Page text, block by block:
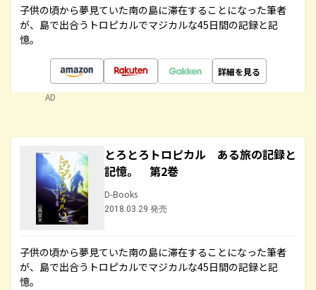
子供の頃から夢見ていた南の島に滞在することになった筆者
が、島で出合うトロピカルでマジカルな45日間の記録と記
憶。
詳細を見る
AD
とろとろトロピカル ある旅の記録と
記憶。 第2巻
D-Books
2018.03.29 発売
子供の頃から夢見ていた南の島に滞在することになった筆者
が、島で出合うトロピカルでマジカルな45日間の記録と記
憶。